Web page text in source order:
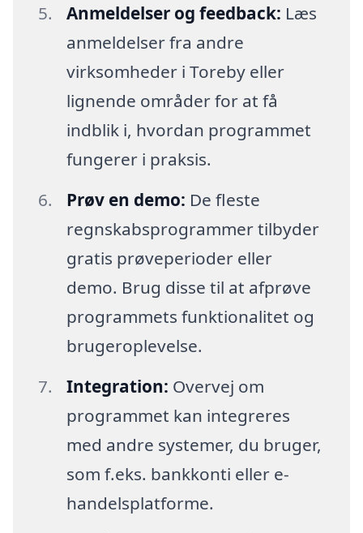
Anmeldelser og feedback: Læs
anmeldelser fra andre
virksomheder i Toreby eller
lignende områder for at få
indblik i, hvordan programmet
fungerer i praksis.
Prøv en demo: De fleste
regnskabsprogrammer tilbyder
gratis prøveperioder eller
demo. Brug disse til at afprøve
programmets funktionalitet og
brugeroplevelse.
Integration: Overvej om
programmet kan integreres
med andre systemer, du bruger,
som f.eks. bankkonti eller e-
handelsplatforme.